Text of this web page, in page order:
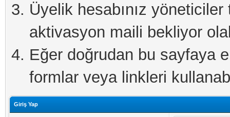
Üyelik hesabınız
aktivasyon maili bekliyor
Eğer doğrudan bu sayfaya
formlar veya linkleri
Giriş Yap